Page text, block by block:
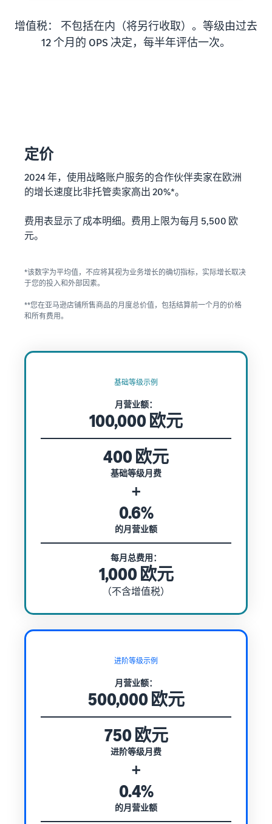
增值税： 不包括在内（将另行收取）。等级由过去
12 个月的 OPS 决定，每半年评估一次。
定价
2024 年，使用战略账户服务的合作伙伴卖家在欧洲
的增长速度比非托管卖家高出 20%*。
费用表显示了成本明细。费用上限为每月 5,500 欧
元。
*该数字为平均值，不应将其视为业务增长的确切指标，实际增长取决
于您的投入和外部因素。
**您在亚马逊店铺所售商品的月度总价值，包括结算前一个月的价格
和所有费用。
基础等级示例
月营业额：
100,000 欧元
400 欧元
基础等级月费
+
0.6%
的月营业额
每月总费用：
1,000 欧元
（不含增值税）
进阶等级示例
月营业额：
500,000 欧元
750 欧元
进阶等级月费
+
0.4%
的月营业额